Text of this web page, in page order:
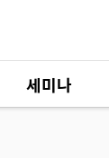
세미나